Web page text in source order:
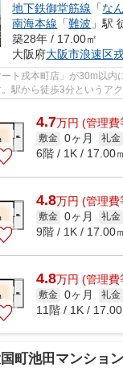
地下鉄御堂筋線 「な
南海本線 「難波 」駅
築28年 / 17.00㎡
大阪府大阪市浪速区
ト戎本町店」が30m以内
駅から徒歩3分というアク
敷地内ごみ置き...
4.7万円 (管理費
敷金 0ヶ月 礼金
6階 / 1K / 17.00
4.8万円 (管理費
敷金 0ヶ月 礼金
9階 / 1K / 17.00
4.8万円 (管理費
敷金 0ヶ月 礼金
11階 / 1K / 17.00
町池田マンション